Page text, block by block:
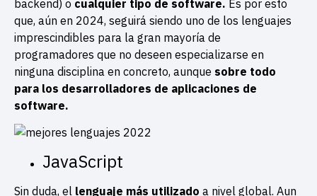
backend) o cualquier tipo de software. Es por esto
que, aún en 2024, seguirá siendo uno de los lenguajes
imprescindibles para la gran mayoría de
programadores que no deseen especializarse en
ninguna disciplina en concreto, aunque sobre todo
para los desarrolladores de aplicaciones de
software.
JavaScript
Sin duda, el lenguaje más utilizado a nivel global. Aun